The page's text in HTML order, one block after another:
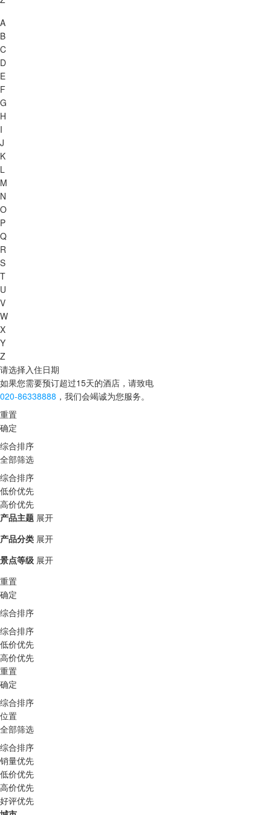
A
B
C
D
E
F
G
H
I
J
K
L
M
N
O
P
Q
R
S
T
U
V
W
X
Y
Z
请选择入住日期
如果您需要预订超过15天的酒店，请致电
020-86338888 ，我们会竭诚为您服务。
重置
确定
综合排序
全部筛选
综合排序
低价优先
高价优先
产品主题 展开
产品分类 展开
景点等级 展开
重置
确定
综合排序
综合排序
低价优先
高价优先
重置
确定
综合排序
位置
全部筛选
综合排序
销量优先
低价优先
高价优先
好评优先